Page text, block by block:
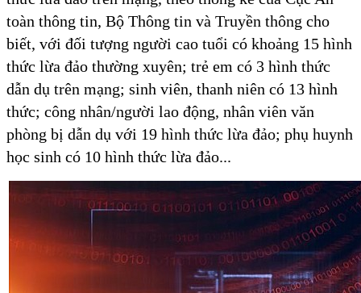
toàn thông tin, Bộ Thông tin và Truyền thông cho
biết, với đối tượng người cao tuổi có khoảng 15 hình
thức lừa đảo thường xuyên; trẻ em có 3 hình thức
dẫn dụ trên mạng; sinh viên, thanh niên có 13 hình
thức; công nhân/người lao động, nhân viên văn
phòng bị dẫn dụ với 19 hình thức lừa đảo; phụ huynh
học sinh có 10 hình thức lừa đảo...